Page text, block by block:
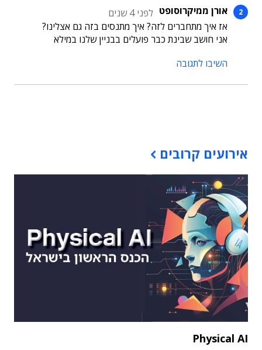
אורן ממיקרוסופט לפני 4 שנים
אז איך מתחברים לזה? איך מתנסים בזה גם אצלינו?
אני חושב שבינת כבר פועלים בבניין שלנו במילא
השיבו לתגובה
אירועים קרובים
Physical AI